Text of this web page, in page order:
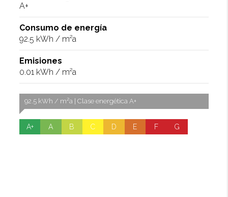
A+
Consumo de energía
92.5 kWh / m²a
Emisiones
0.01 kWh / m²a
92.5 kWh / m²a | Clase energética A+
A+ A B C D E F G